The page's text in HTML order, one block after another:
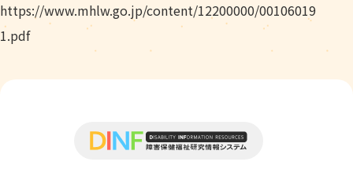
https://www.mhlw.go.jp/content/12200000/00106019
1.pdf